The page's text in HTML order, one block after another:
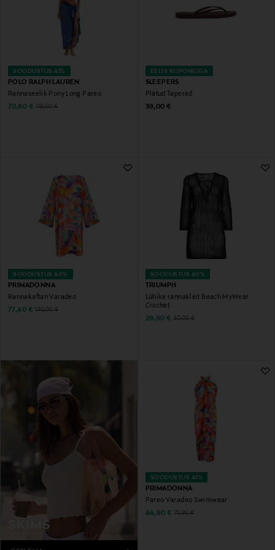
SOODUSTUS 41%
POLO RALPH LAUREN
Rannaseelik Pony Long Pareo
Discounted Price
70,80 € Original Price
119,00 €
EELIS KUPONGIGA
SLEEPERS
Plätud Tapered
Original Price
39,00 €
SOODUSTUS 40%
PRIMADONNA
Rannakaftan Varadeo
Discounted Price
77,40 € Original Price
130,00 €
SOODUSTUS 40%
TRIUMPH
Lühike rannakleit Beach MyWear
Crochet
Discounted Price
29,90 € Original Price
50,00 €
SKIMS
SOODUSTUS 41%
PRIMADONNA
Pareo Varadeo Swimwear
Discounted Price
44,90 € Original Price
75,90 €